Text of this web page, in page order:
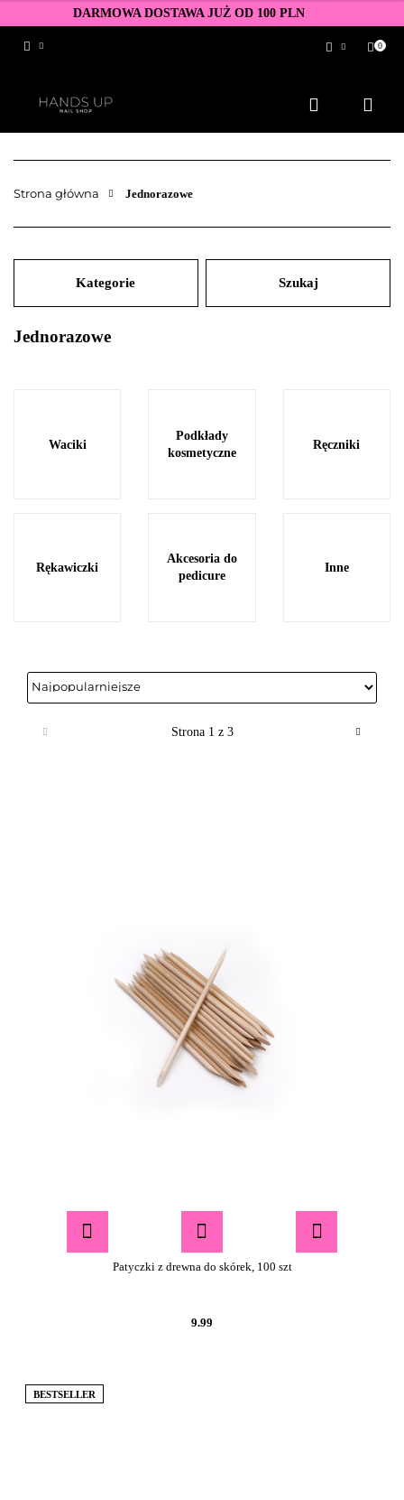
DARMOWA DOSTAWA JUŻ OD 100 PLN
Zarejestruj się
Dodaj zgłoszenie
Zgody cookies
0
Strona główna Jednorazowe
Kategorie Szukaj
Jednorazowe
Waciki
Podkłady
kosmetyczne
Ręczniki
Rękawiczki
Akcesoria do
pedicure
Inne
Patyczki z drewna do skórek, 100 szt
9.99
BESTSELLER